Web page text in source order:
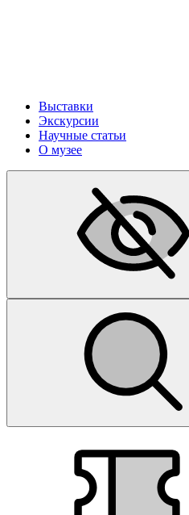
Выставки
Экскурсии
Научные статьи
О музее